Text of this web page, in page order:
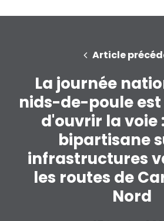
Faire un don
Article
La journée
nids-de-poule
d'ouvrir la voie
bipartisane
infrastructures
les routes de
Nord